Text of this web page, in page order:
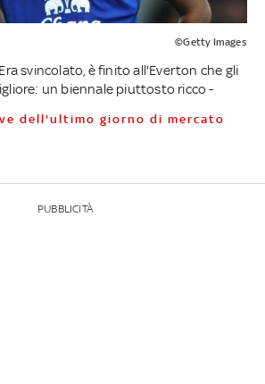
©Getty Images
Era svincolato, è finito all'Everton che gli
un biennale piuttosto ricco -
dell'ultimo giorno di mercato
PUBBLICITÀ